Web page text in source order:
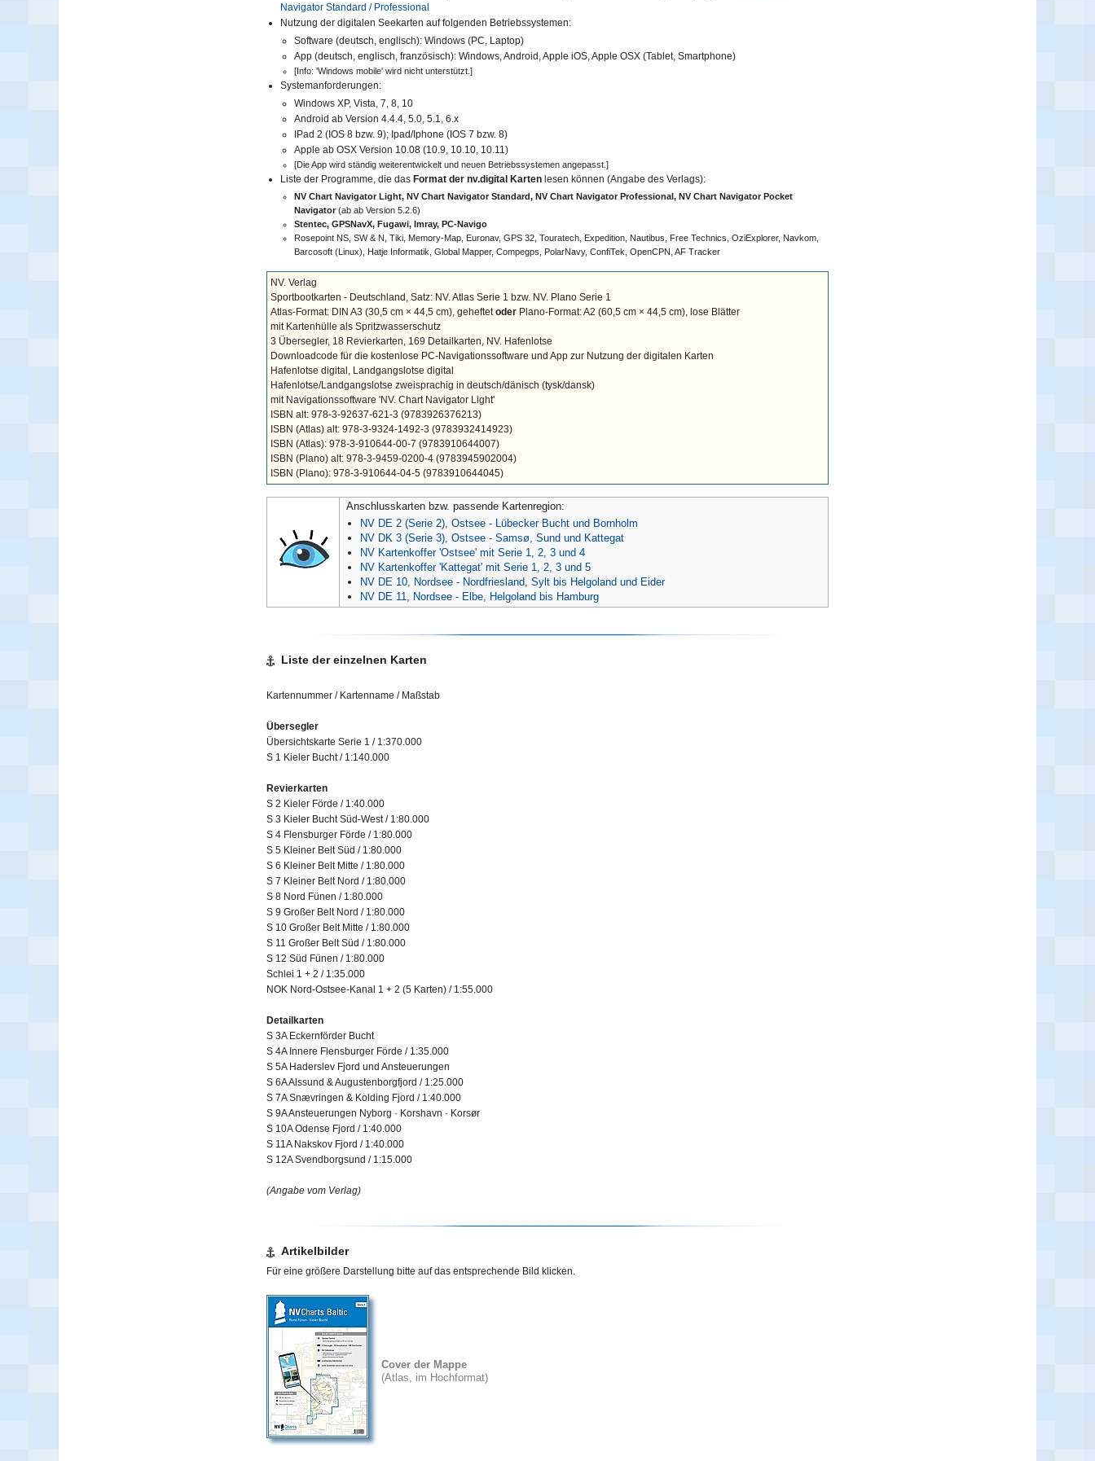
Navigator Standard / Professional
Nutzung der digitalen Seekarten auf folgenden Betriebssystemen:
Software (deutsch, englisch): Windows (PC, Laptop)
App (deutsch, englisch, französisch): Windows, Android, Apple iOS, Apple OSX (Tablet, Smartphone)
[Info: 'Windows mobile' wird nicht unterstützt.]
Systemanforderungen:
Windows XP, Vista, 7, 8, 10
Android ab Version 4.4.4, 5.0, 5.1, 6.x
IPad 2 (IOS 8 bzw. 9); Ipad/Iphone (IOS 7 bzw. 8)
Apple ab OSX Version 10.08 (10.9, 10.10, 10.11)
[Die App wird ständig weiterentwickelt und neuen Betriebssystemen angepasst.]
Liste der Programme, die das Format der nv.digital Karten lesen können (Angabe des Verlags):
NV Chart Navigator Light, NV Chart Navigator Standard, NV Chart Navigator Professional, NV Chart Navigator Pocket
Navigator (ab ab Version 5.2.6)
Stentec, GPSNavX, Fugawi, Imray, PC-Navigo
Rosepoint NS, SW & N, Tiki, Memory-Map, Euronav, GPS 32, Touratech, Expedition, Nautibus, Free Technics, OziExplorer, Navkom,
Barcosoft (Linux), Hatje Informatik, Global Mapper, Compegps, PolarNavy, ConfiTek, OpenCPN, AF Tracker
NV. Verlag
Sportbootkarten - Deutschland, Satz: NV. Atlas Serie 1 bzw. NV. Plano Serie 1
Atlas-Format: DIN A3 (30,5 cm × 44,5 cm) , geheftetoder Plano-Format: A2 (60,5 cm × 44,5 cm) , lose Blätter
mit Kartenhülle als Spritzwasserschutz
3 Übersegler, 18 Revierkarten, 169 Detailkarten, NV. Hafenlotse
Downloadcode für die kostenlose PC-Navigationssoftware und App zur Nutzung der digitalen Karten
Hafenlotse digital, Landgangslotse digital
Hafenlotse/Landgangslotse zweisprachig in deutsch/dänisch (tysk/dansk)
mit Navigationssoftware 'NV. Chart Navigator Light'
ISBN alt: 978-3-92637-621-3 (9783926376213)
ISBN (Atlas) alt: 978-3-9324-1492-3 (9783932414923)
ISBN (Atlas): 978-3-910644-00-7 (9783910644007)
ISBN (Plano) alt: 978-3-9459-0200-4 (9783945902004)
ISBN (Plano): 978-3-910644-04-5 (9783910644045)
Anschlusskarten bzw. passende Kartenregion:
NV DE 2 (Serie 2), Ostsee - Lübecker Bucht und Bornholm
NV DK 3 (Serie 3), Ostsee - Samsø, Sund und Kattegat
NV Kartenkoffer 'Ostsee' mit Serie 1, 2, 3 und 4
NV Kartenkoffer 'Kattegat' mit Serie 1, 2, 3 und 5
NV DE 10, Nordsee - Nordfriesland, Sylt bis Helgoland und Eider
NV DE 11, Nordsee - Elbe, Helgoland bis Hamburg
Liste der einzelnen Karten
Kartennummer / Kartenname / Maßstab
Übersegler
Übersichtskarte Serie 1 / 1:370.000
S 1 Kieler Bucht / 1:140.000
Revierkarten
S 2 Kieler Förde / 1:40.000
S 3 Kieler Bucht Süd-West / 1:80.000
S 4 Flensburger Förde / 1:80.000
S 5 Kleiner Belt Süd / 1:80.000
S 6 Kleiner Belt Mitte / 1:80.000
S 7 Kleiner Belt Nord / 1:80.000
S 8 Nord Fünen / 1:80.000
S 9 Großer Belt Nord / 1:80.000
S 10 Großer Belt Mitte / 1:80.000
S 11 Großer Belt Süd / 1:80.000
S 12 Süd Fünen / 1:80.000
Schlei 1 + 2 / 1:35.000
NOK Nord-Ostsee-Kanal 1 + 2 (5 Karten) / 1:55.000
Detailkarten
S 3A Eckernförder Bucht
S 4A Innere Flensburger Förde / 1:35.000
S 5A Haderslev Fjord und Ansteuerungen
S 6A Alssund & Augustenborgfjord / 1:25.000
S 7A Snævringen & Kolding Fjord / 1:40.000
S 9A Ansteuerungen Nyborg · Korshavn · Korsør
S 10A Odense Fjord / 1:40.000
S 11A Nakskov Fjord / 1:40.000
S 12A Svendborgsund / 1:15.000
(Angabe vom Verlag)
Artikelbilder
Für eine größere Darstellung bitte auf das entsprechende Bild klicken.
Cover der Mappe
(Atlas, im Hochformat)